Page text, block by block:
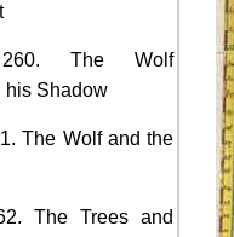
The Wolf
his Shadow
The Wolf and the
The Trees and